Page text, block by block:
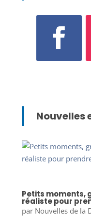
Nouvelles
Petits moments,
réaliste pour
par Nouvelles de la